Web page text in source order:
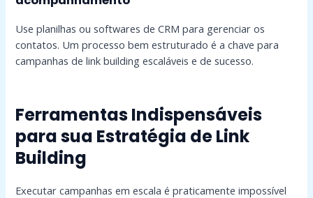
Use planilhas ou softwares de CRM para gerenciar os
contatos. Um processo bem estruturado é a chave para
campanhas de link building escaláveis e de sucesso.
Ferramentas Indispensáveis
para sua Estratégia de Link
Building
Executar campanhas em escala é praticamente impossível